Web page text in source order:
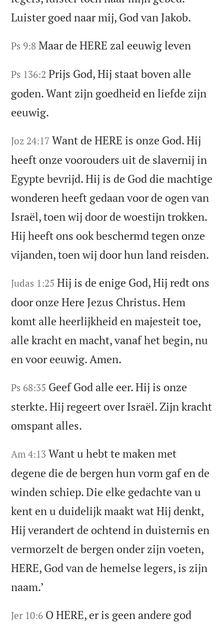
Luister goed naar mij, God van Jakob.
Ps 9:8 Maar de HERE zal eeuwig leven
Ps 136:2 Prijs God, Hij staat boven alle
goden. Want zijn goedheid en liefde zijn
eeuwig.
Joz 24:17 Want de HERE is onze God. Hij
heeft onze voorouders uit de slavernij in
Egypte bevrijd. Hij is de God die machtige
wonderen heeft gedaan voor de ogen van
Israël, toen wij door de woestijn trokken.
Hij heeft ons ook beschermd tegen onze
vijanden, toen wij door hun land reisden.
Judas 1:25 Hij is de enige God, Hij redt ons
door onze Here Jezus Christus. Hem
komt alle heerlijkheid en majesteit toe,
alle kracht en macht, vanaf het begin, nu
en voor eeuwig. Amen.
Ps 68:35 Geef God alle eer. Hij is onze
sterkte. Hij regeert over Israël. Zijn kracht
omspant alles.
Am 4:13 Want u hebt te maken met
degene die de bergen hun vorm gaf en de
winden schiep. Die elke gedachte van u
kent en u duidelijk maakt wat Hij denkt,
Hij verandert de ochtend in duisternis en
vermorzelt de bergen onder zijn voeten,
HERE, God van de hemelse legers, is zijn
naam.’
Jer 10:6 O HERE, er is geen andere god